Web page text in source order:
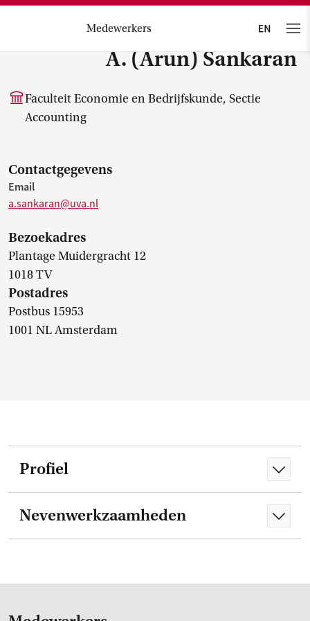
Medewerkers
A. (Arun) Sankaran
Faculteit Economie en Bedrijfskunde, Sectie
Accounting
Contactgegevens
Email
a.sankaran@uva.nl
Bezoekadres
Plantage Muidergracht 12
1018 TV
Postadres
Postbus 15953
1001 NL Amsterdam
Profiel
Nevenwerkzaamheden